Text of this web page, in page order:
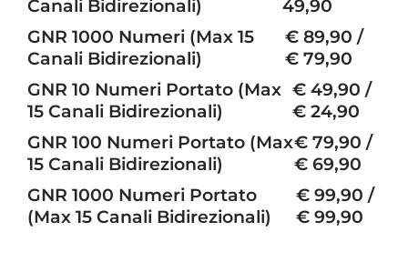
Canali Bidirezionali)
49,90
GNR 1000 Numeri (Max 15
Canali Bidirezionali)
€ 89,90 /
€ 79,90
GNR 10 Numeri Portato (Max
15 Canali Bidirezionali)
€ 49,90 /
€ 24,90
GNR 100 Numeri Portato (Max
15 Canali Bidirezionali)
€ 79,90 /
€ 69,90
GNR 1000 Numeri Portato
(Max 15 Canali Bidirezionali)
€ 99,90 /
€ 99,90